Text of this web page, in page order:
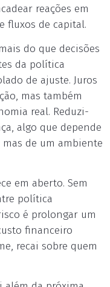
reações em
fluxos de capital.
do que decisões
da política
de ajuste. Juros
mas também
real. Reduzi-
algo que depende
de um ambiente
em aberto. Sem
política
é prolongar um
financeiro
recai sobre quem